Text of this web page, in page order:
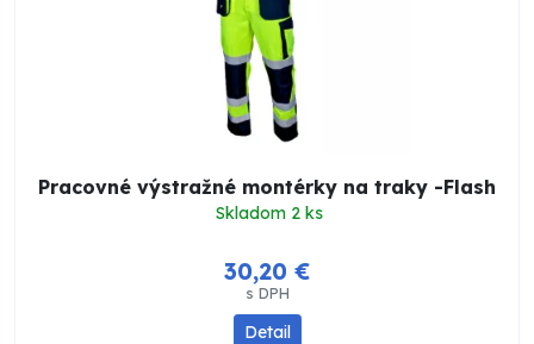
Pracovné výstražné montérky na traky -Flash
Skladom 2 ks
30,20 €
s DPH
Detail